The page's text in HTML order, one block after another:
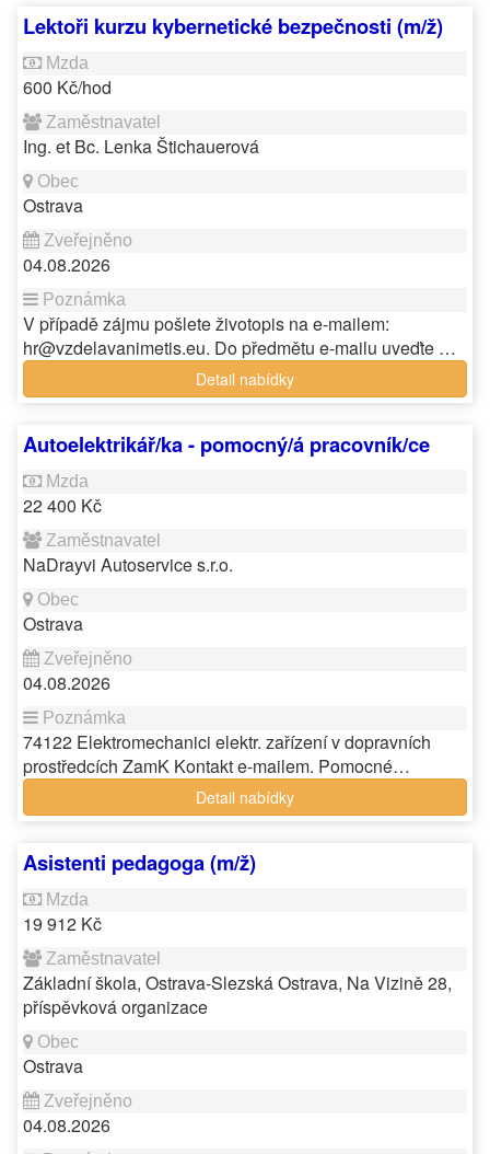
Lektoři kurzu kybernetické bezpečnosti (m/ž)
600 Kč/hod
Ing. et Bc. Lenka Štichauerová
Ostrava
04.08.2026
V případě zájmu pošlete životopis na e-mailem:
hr@vzdelavanimetis.eu. Do předmětu e-mailu uveďte …
Detail nabídky
Autoelektrikář/ka - pomocný/á pracovník/ce
22 400 Kč
NaDrayvi Autoservice s.r.o.
Ostrava
04.08.2026
74122 Elektromechanici elektr. zařízení v dopravních
prostředcích ZamK Kontakt e-mailem. Pomocné…
Detail nabídky
Asistenti pedagoga (m/ž)
19 912 Kč
Základní škola, Ostrava-Slezská Ostrava, Na Vizině 28,
příspěvková organizace
Ostrava
04.08.2026